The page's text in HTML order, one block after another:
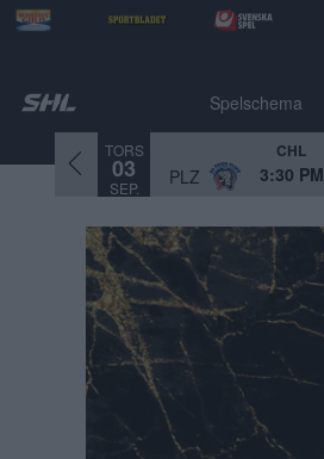
Spelschema
TORS
03
SEP.
CHL
PLZ 3:30 PM